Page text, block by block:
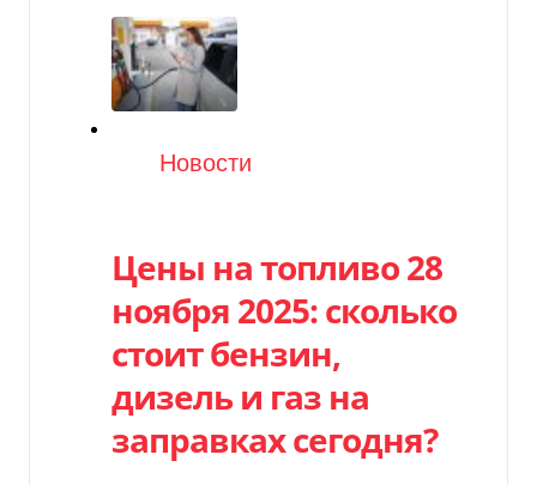
Категория
Новости
Цены на топливо 28
ноября 2025: сколько
стоит бензин,
дизель и газ на
заправках сегодня?